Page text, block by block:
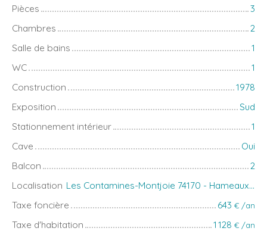
Pièces
3
Chambres
2
Salle de bains
1
WC
1
Construction
1978
Exposition
Sud
Stationnement intérieur
1
Cave
Oui
Balcon
2
Localisation
Les Contamines-Montjoie 74170 - Hameaux du Lay
Taxe foncière
643 € /an
Taxe d'habitation 1 128 € /an